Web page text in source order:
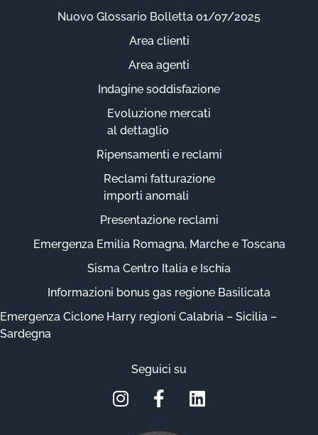
Nuovo Glossario Bolletta 01/07/2025
Area clienti
Area agenti
Indagine soddisfazione
Evoluzione mercati
al dettaglio
Ripensamenti e reclami
Reclami fatturazione
importi anomali
Presentazione reclami
Emergenza Emilia Romagna, Marche e Toscana
Sisma Centro Italia e Ischia
Informazioni bonus gas regione Basilicata
Emergenza Ciclone Harry regioni Calabria – Sicilia –
Sardegna
Seguici su